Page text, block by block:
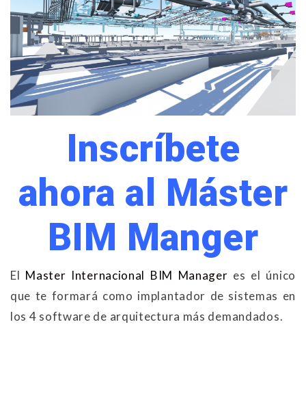
Inscríbete
ahora al Máster
BIM Manger
El Master Internacional BIM Manager es el único
que te formará como implantador de sistemas en
los 4 software de arquitectura más demandados.